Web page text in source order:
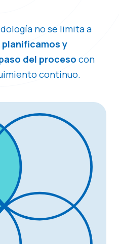
no se limita a
planificamos y
del proceso con
continuo.